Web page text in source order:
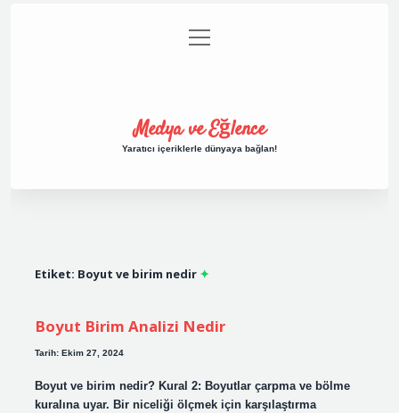
Gizlilik Politikası
menüyü
aç
Medya ve Eğlence
Yaratıcı içeriklerle dünyaya bağlan!
Etiket: Boyut ve birim nedir
Boyut Birim Analizi Nedir
Tarih: Ekim 27, 2024
Boyut ve birim nedir? Kural 2: Boyutlar çarpma ve bölme
kuralına uyar. Bir niceliği ölçmek için karşılaştırma